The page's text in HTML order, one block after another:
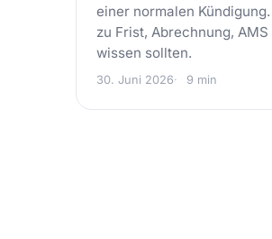
einer normalen
zu Frist, Abrechnung,
wissen sollten.
30. Juni 2026 9 min